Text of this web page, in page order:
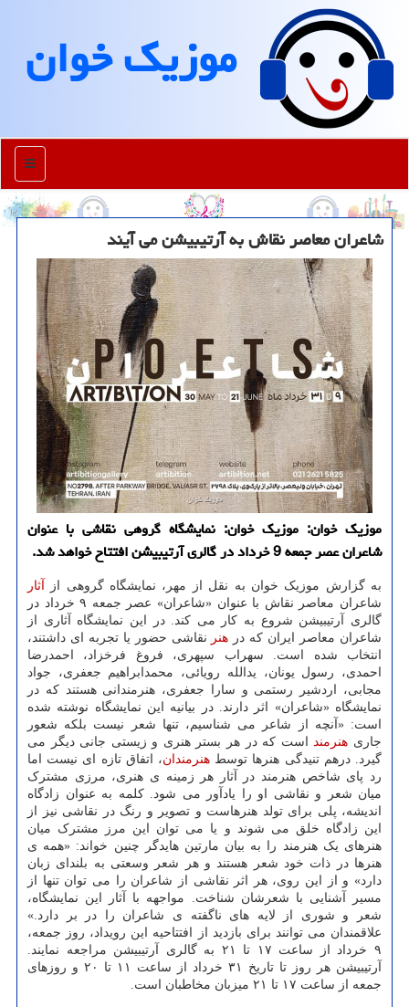
موزیك خوان
منو
شاعران معاصر نقاش به آرتیبیشن می آیند
موزیک خوان: موزیک خوان: نمایشگاه گروهی نقاشی با عنوان
شاعران عصر جمعه 9 خرداد در گالری آرتیبیشن افتتاح خواهد شد.
به گزارش موزیک خوان به نقل از مهر، نمایشگاه گروهی از آثار
شاعران معاصر نقاش با عنوان «شاعران» عصر جمعه ۹ خرداد در
گالری آرتیبیشن شروع به کار می کند. در این نمایشگاه آثاری از
شاعران معاصر ایران که در هنر نقاشی حضور یا تجربه ای داشتند،
انتخاب شده است. سهراب سپهری، فروغ فرخزاد، احمدرضا
احمدی، رسول یونان، یدالله رویائی، محمدابراهیم جعفری، جواد
مجابی، اردشیر رستمی و سارا جعفری، هنرمندانی هستند که در
نمایشگاه «شاعران» اثر دارند. در بیانیه این نمایشگاه نوشته شده
است: «آنچه از شاعر می شناسیم، تنها شعر نیست بلکه شعور
جاری هنرمند است که در هر بستر هنری و زیستی جانی دیگر می
گیرد. درهم تنیدگی هنرها توسط هنرمندان، اتفاق تازه ای نیست اما
رد پای شاخص هنرمند در آثار هر زمینه ی هنری، مرزی مشترک
میان شعر و نقاشی او را یادآور می شود. کلمه به عنوان زادگاه
اندیشه، پلی برای تولد هنرهاست و تصویر و رنگ در نقاشی نیز از
این زادگاه خلق می شوند و یا می توان این مرز مشترک میان
هنرهای یک هنرمند را به بیان مارتین هایدگر چنین خواند: «همه ی
هنرها در ذات خود شعر هستند و هر شعر وسعتی به بلندای زبان
دارد» و از این روی، هر اثر نقاشی از شاعران را می توان تنها از
مسیر آشنایی با شعرشان شناخت. مواجهه با آثار این نمایشگاه،
شعر و شوری از لایه های ناگفته ی شاعران را در بر دارد.»
علاقمندان می توانند برای بازدید از افتتاحیه این رویداد، روز جمعه،
۹ خرداد از ساعت ۱۷ تا ۲۱ به گالری آرتیبیشن مراجعه نمایند.
آرتیبیشن هر روز تا تاریخ ۳۱ خرداد از ساعت ۱۱ تا ۲۰ و روزهای
جمعه از ساعت ۱۷ تا ۲۱ میزبان مخاطبان است.